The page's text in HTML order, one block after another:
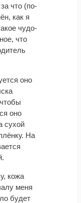
что (по-
как я
чудо-
что
оно
оно
сухой
На
кожа
меня
будет